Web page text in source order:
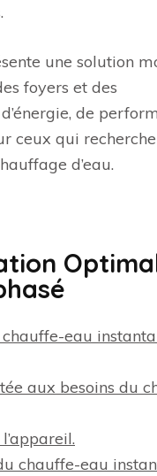
une solution
foyers et des
de
ceux qui
d’eau.
eau
aux besoins du
chauffe-eau